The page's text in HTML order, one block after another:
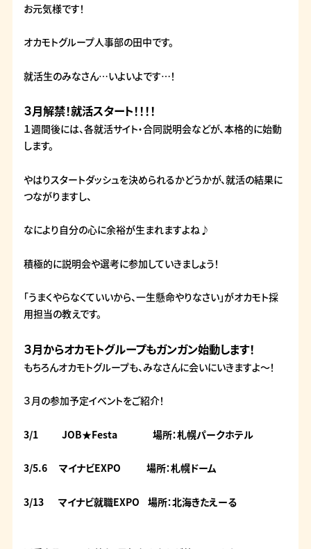
お元気様です！
オカモトグループ人事部の田中です。
就活生のみなさん…いよいよです…！
３月解禁！就活スタート！！！！
１週間後には、各就活サイト・合同説明会などが、本格的に始動
します。
やはりスタートダッシュを決められるかどうかが、就活の結果に
つながりますし、
なにより自分の心に余裕が生まれますよね♪
積極的に説明会や選考に参加していきましょう！
「うまくやらなくていいから、一生懸命やりなさい」がオカモト採
用担当の教えです。
３月からオカモトグループもガンガン始動します！
もちろんオカモトグループも、みなさんに会いにいきますよ～！
３月の参加予定イベントをご紹介！
3/1 JOB★Festa 場所：札幌パークホテル
3/5.6 マイナビEXPO 場所：札幌ドーム
3/13 マイナビ就職EXPO 場所：北海きたえーる